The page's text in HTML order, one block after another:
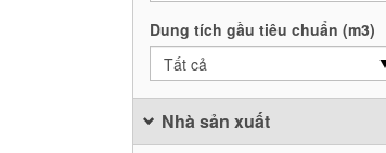
Dung tích gầu tiêu chuẩn (m3)
Tất cả
Nhà sản xuất